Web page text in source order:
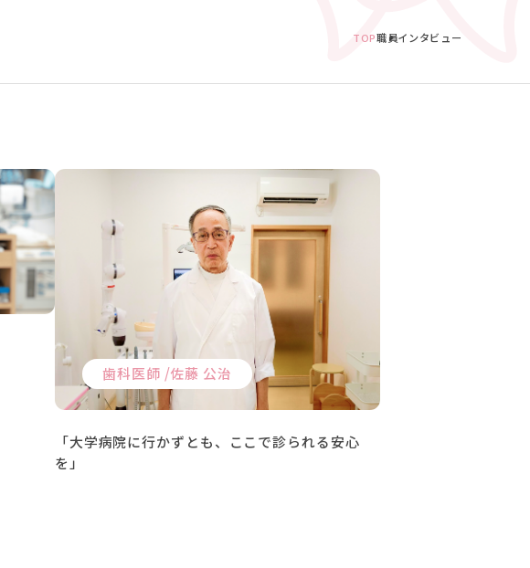
TOP職員インタビュー
歯科医師 /佐藤 公治
「大学病院に行かずとも、ここで診られる安心
を」